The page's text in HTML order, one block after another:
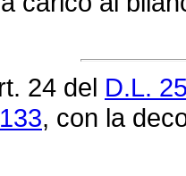
24 del D.L.
, con la